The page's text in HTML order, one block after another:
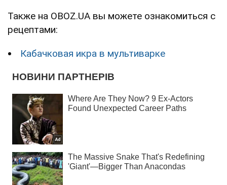
Также на OBOZ.UA вы можете ознакомиться с
рецептами:
Кабачковая икра в мультиварке